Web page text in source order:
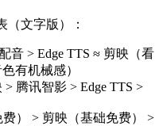
（文字版）：
音 > Edge TTS ≈ 剪映（看
有机械感）
腾讯智影 > Edge TTS >
费） > 剪映（基础免费） >